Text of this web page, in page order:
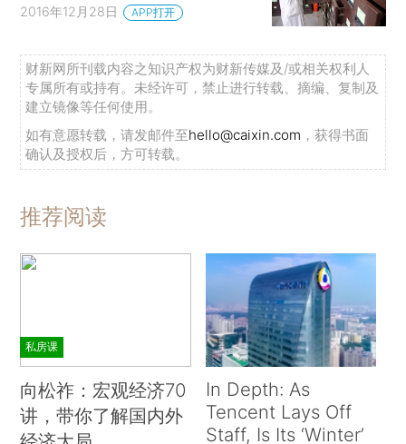
2016年12月28日 APP打开
财新网所刊载内容之知识产权为财新传媒及/或相关权利人
专属所有或持有。未经许可，禁止进行转载、摘编、复制及
建立镜像等任何使用。
如有意愿转载，请发邮件至hello@caixin.com ，获得书面
确认及授权后，方可转载。
推荐阅读
私房课
向松祚：宏观经济70
讲，带你了解国内外
In Depth: As
Tencent Lays Off
Staff, Is Its ‘Winter’